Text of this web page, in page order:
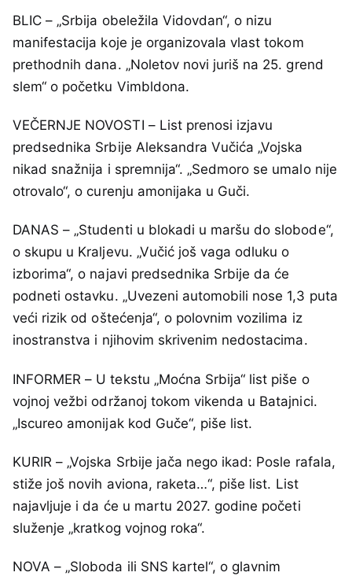
BLIC – „Srbija obeležila Vidovdan“, o nizu
manifestacija koje je organizovala vlast tokom
prethodnih dana. „Noletov novi juriš na 25. grend
slem“ o početku Vimbldona.
VEČERNJE NOVOSTI – List prenosi izjavu
predsednika Srbije Aleksandra Vučića „Vojska
nikad snažnija i spremnija“. „Sedmoro se umalo nije
otrovalo“, o curenju amonijaka u Guči.
DANAS – „Studenti u blokadi u maršu do slobode“,
o skupu u Kraljevu. „Vučić još vaga odluku o
izborima“, o najavi predsednika Srbije da će
podneti ostavku. „Uvezeni automobili nose 1,3 puta
veći rizik od oštećenja“, o polovnim vozilima iz
inostranstva i njihovim skrivenim nedostacima.
INFORMER – U tekstu „Moćna Srbija“ list piše o
vojnoj vežbi održanoj tokom vikenda u Batajnici.
„Iscureo amonijak kod Guče“, piše list.
KURIR – „Vojska Srbije jača nego ikad: Posle rafala,
stiže još novih aviona, raketa…“, piše list. List
najavljuje i da će u martu 2027. godine početi
služenje „kratkog vojnog roka“.
NOVA – „Sloboda ili SNS kartel“, o glavnim